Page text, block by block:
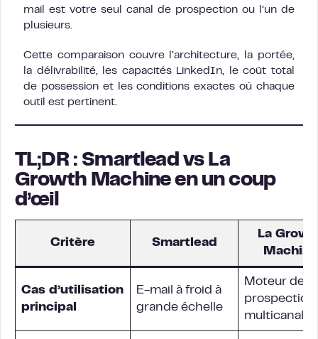
mail est votre seul canal de prospection ou l’un de
plusieurs.
Cette comparaison couvre l’architecture, la portée,
la délivrabilité, les capacités LinkedIn, le coût total
de possession et les conditions exactes où chaque
outil est pertinent.
TL;DR : Smartlead vs La
Growth Machine en un coup
d’œil
Critère Smartlead
La
Machine
Cas d’utilisation
principal
E-mail à froid à
grande échelle
Moteur de
prospection
multicanal